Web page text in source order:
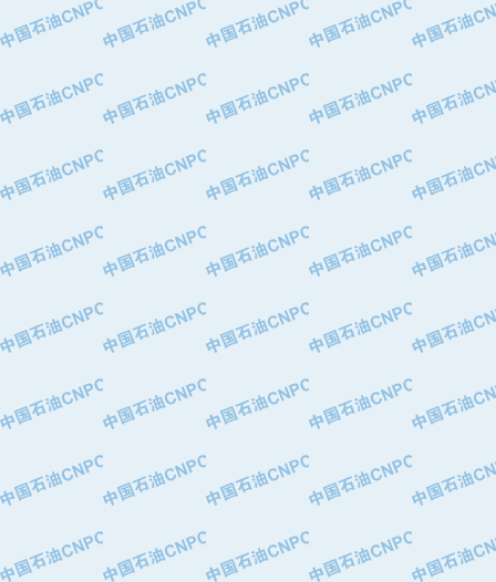
·瓦卢瑞克.曼内斯曼石油专用管（德
·无锡西姆莱斯石油专用管制造有限公
·武汉钢铁（集团）公司
·太原钢铁(集团)有限公司
·马鞍山钢铁股份有限公司
·中国石油天然气股份有限公司兰州石